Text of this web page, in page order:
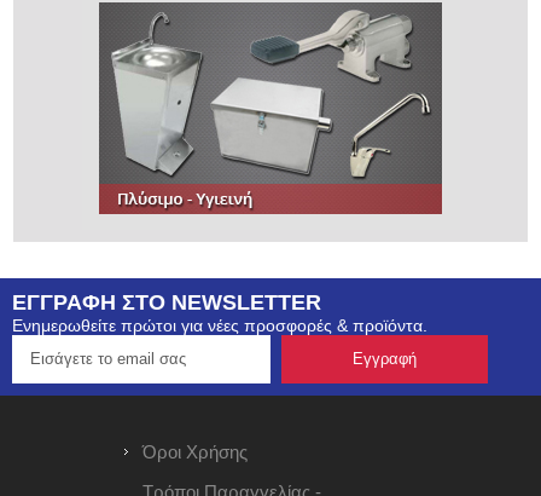
ΕΓΓΡΑΦΗ ΣΤΟ NEWSLETTER
Ενημερωθείτε πρώτοι για νέες προσφορές & προϊόντα.
Όροι Χρήσης
Τρόποι Παραγγελίας -